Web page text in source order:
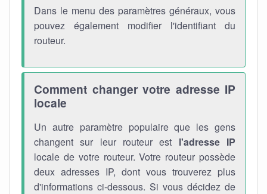
Dans le menu des paramètres généraux, vous
pouvez également modifier l'identifiant du
routeur.
Comment changer votre adresse IP
locale
Un autre paramètre populaire que les gens
changent sur leur routeur est l'adresse IP
locale de votre routeur. Votre routeur possède
deux adresses IP, dont vous trouverez plus
d'informations ci-dessous. Si vous décidez de